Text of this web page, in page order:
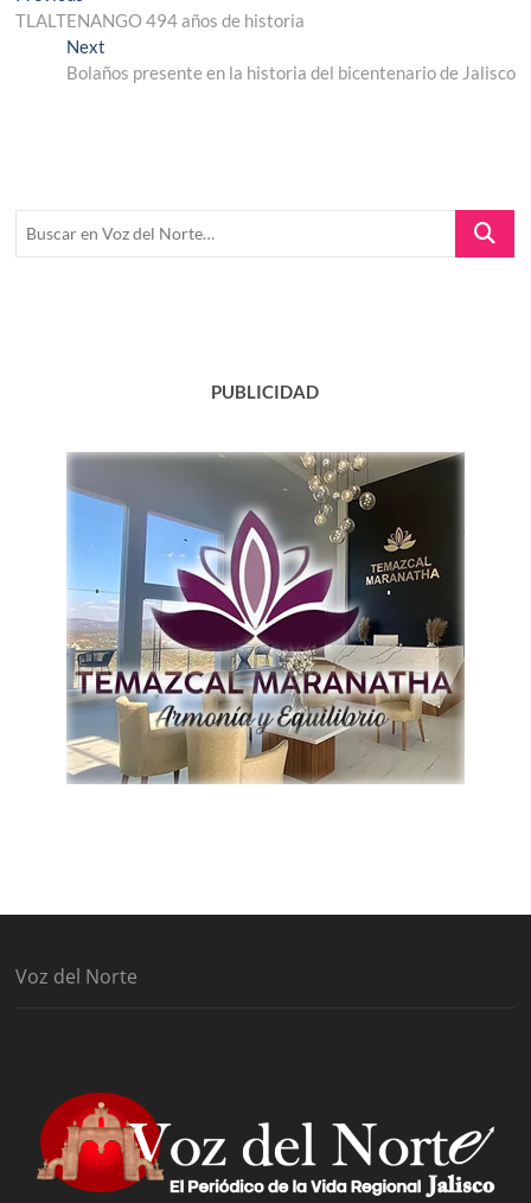
de
entradas
post:
TLALTENANGO 494 años de historia
NextNext
post:
Bolaños presente en la historia del bicentenario de Jalisco
Buscar
PUBLICIDAD
Voz del Norte